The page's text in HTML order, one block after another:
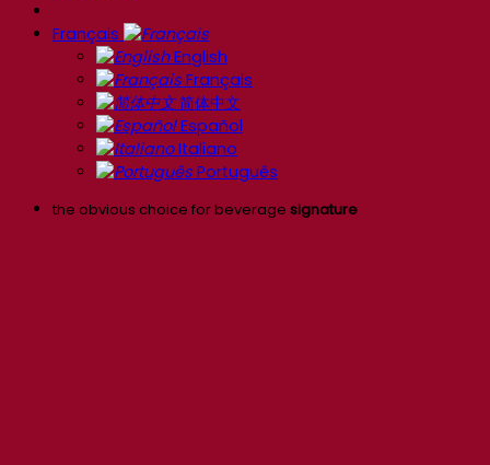
Français
English
Français
简体中文
Español
Italiano
Português
the obvious choice for beverage signature